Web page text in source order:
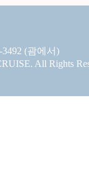
(괌에서)
All Rights